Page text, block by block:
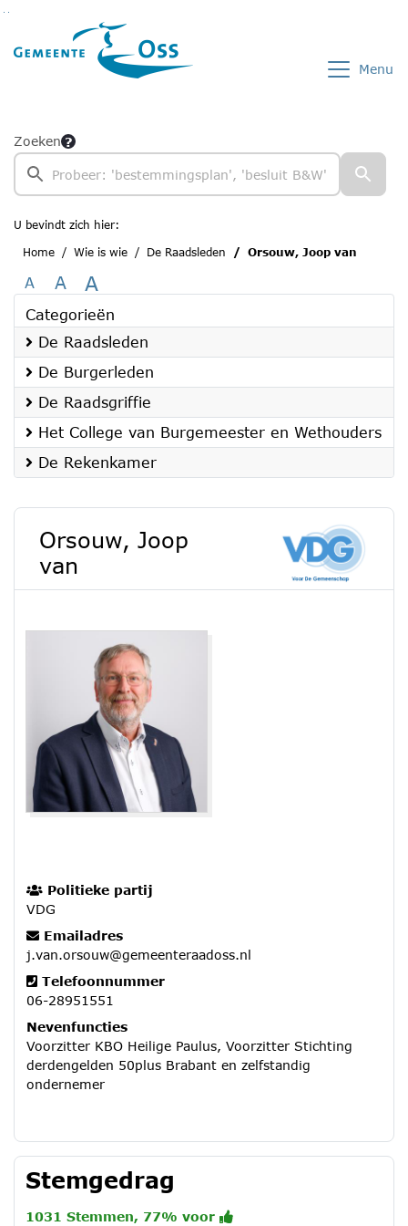
Ga naar de inhoud van deze pagina
Ga naar het zoeken
Ga naar het menu
Menu
Zoeken
U bevindt zich hier:
Home
Wie is wie De Raadsleden Orsouw, Joop van
A A A
Categorieën
De Raadsleden
De Burgerleden
De Raadsgriffie
Het College van Burgemeester en Wethouders
De Rekenkamer
Orsouw, Joop
van
Politieke partij
VDG
Emailadres
j.van.orsouw@gemeenteraadoss.nl
Telefoonnummer
06-28951551
Nevenfuncties
Voorzitter KBO Heilige Paulus, Voorzitter Stichting
derdengelden 50plus Brabant en zelfstandig
ondernemer
Stemgedrag
1031 Stemmen, 77% voor